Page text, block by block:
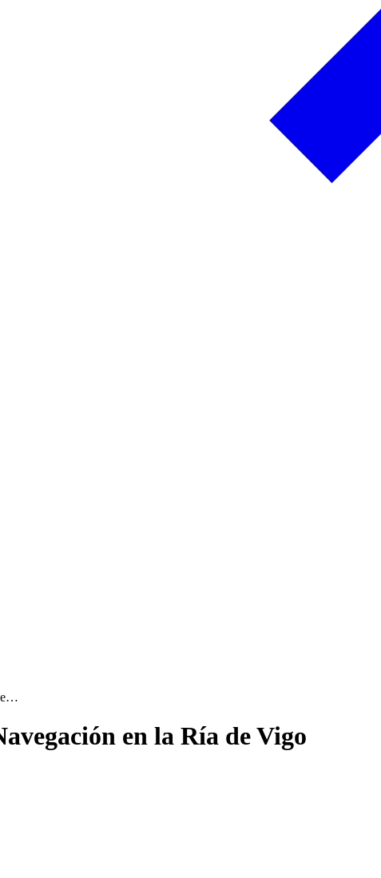
en la Ría de Vigo